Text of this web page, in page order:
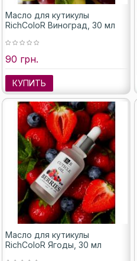
Масло для кутикулы
RichColoR Виноград, 30 мл
90 грн.
КУПИТЬ
Масло для кутикулы
RichColoR Ягоды, 30 мл